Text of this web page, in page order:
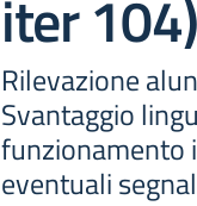
iter
Rilevazione
Svantaggio
funzionamento
eventuali